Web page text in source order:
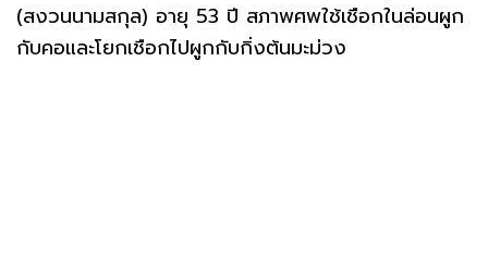
(สงวนนามสกุล) อายุ 53 ปี สภาพศพใช้เชือกในล่อนผูก
กับคอและโยกเชือกไปผูกกับกิ่งต้นมะม่วง